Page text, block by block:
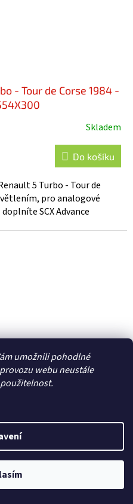
umožnili pohodlné
webu neustále
- Tour de Corse 1984 -
Skladem
Do košíku
5 Turbo - Tour de
pro analogové
SCX Advance
LMS TCR Loctite -